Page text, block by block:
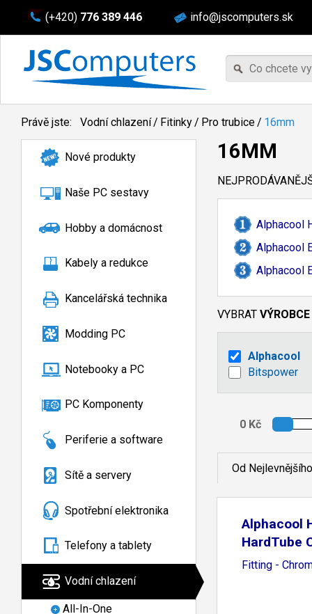
(+420) 776 389 446 info@jscomputers.sk
Právě jste: Vodní chlazení/ Fitinky/ Pro trubice/ 16mm
Nové produkty
Naše PC sestavy
Hobby a domácnost
Kabely a redukce
Kancelářská technika
Modding PC
Notebooky a PC
PC Komponenty
Periferie a software
Sítě a servery
Spotřební elektronika
Telefony a tablety
Vodní chlazení
All-In-One
16MM
Alphacool
Alphacool
Alphacool
VYBRAT VÝROBCE
Alphacool
Bitspower
Od Nejlevnějšího
Alphacool
HardTube
Fitting -